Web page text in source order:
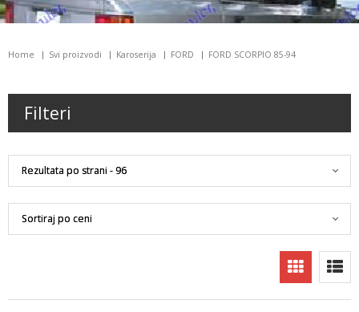
Home Svi proizvodi Karoserija FORD FORD SCORPIO 85-94
Filteri